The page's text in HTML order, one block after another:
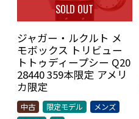
SOLD OUT
ジャガー・ルクルト メ
モボックス トリビュー
トトゥディープシー Q20
28440 359本限定 アメリ
カ限定
中古 限定モデル
メンズ